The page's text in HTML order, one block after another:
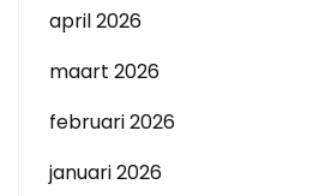
april 2026
maart 2026
februari 2026
januari 2026